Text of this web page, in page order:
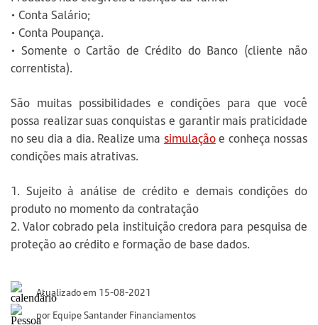
• Conta Salário;
• Conta Poupança.
• Somente o Cartão de Crédito do Banco (cliente não
correntista).
São muitas possibilidades e condições para que você
possa realizar suas conquistas e garantir mais praticidade
no seu dia a dia. Realize uma simulaçãoe conheça nossas
condições mais atrativas.
1. Sujeito à análise de crédito e demais condições do
produto no momento da contratação
2. Valor cobrado pela instituição credora para pesquisa de
proteção ao crédito e formação de base dados.
Atualizado em 15-08-2021
por Equipe Santander Financiamentos